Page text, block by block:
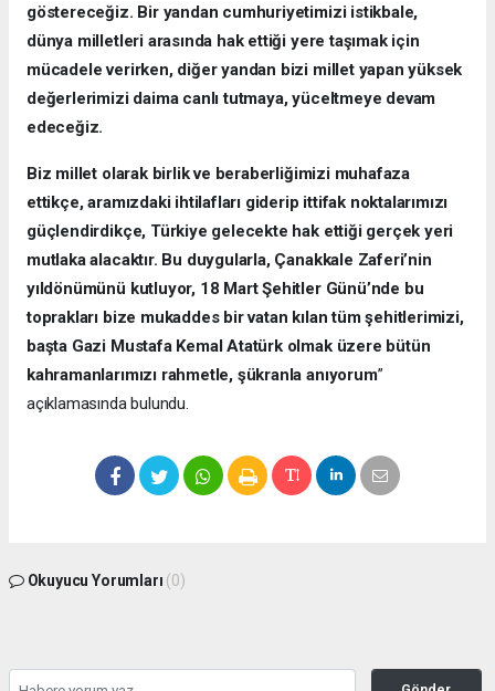
göstereceğiz. Bir yandan cumhuriyetimizi istikbale,
dünya milletleri arasında hak ettiği yere taşımak için
mücadele verirken, diğer yandan bizi millet yapan yüksek
değerlerimizi daima canlı tutmaya, yüceltmeye devam
edeceğiz.
Biz millet olarak birlik ve beraberliğimizi muhafaza
ettikçe, aramızdaki ihtilafları giderip ittifak noktalarımızı
güçlendirdikçe, Türkiye gelecekte hak ettiği gerçek yeri
mutlaka alacaktır. Bu duygularla, Çanakkale Zaferi’nin
yıldönümünü kutluyor, 18 Mart Şehitler Günü’nde bu
toprakları bize mukaddes bir vatan kılan tüm şehitlerimizi,
başta Gazi Mustafa Kemal Atatürk olmak üzere bütün
kahramanlarımızı rahmetle, şükranla anıyorum”
açıklamasında bulundu.
Okuyucu Yorumları (0)